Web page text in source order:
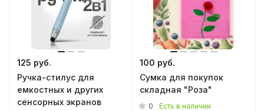
125 руб.
Ручка-стилус для
емкостных и других
сенсорных экранов
100 руб.
Сумка для покупок
складная "Роза"
0
Есть в наличии